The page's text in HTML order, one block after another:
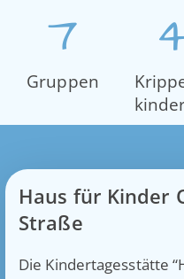
Gruppen
7
Haus für Kinder
Straße
Die Kindertagesstätte